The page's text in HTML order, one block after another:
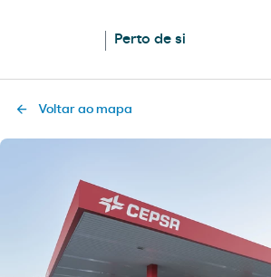
Perto de si
Voltar ao mapa